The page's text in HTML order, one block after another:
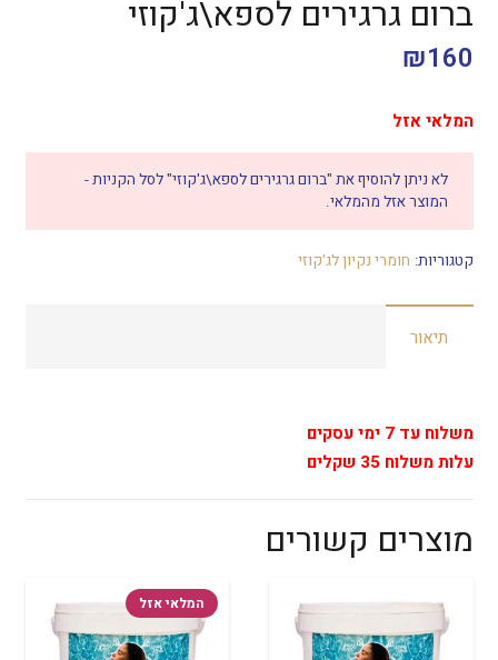
ברום גרגירים לספא\ג'קוזי
₪160
המלאי אזל
לא ניתן להוסיף את "ברום גרגירים לספא\ג'קוזי" לסל הקניות -
המוצר אזל מהמלאי.
קטגוריות: חומרי נקיון לג'קוזי
תיאור
משלוח עד 7 ימי עסקים
עלות משלוח 35 שקלים
מוצרים קשורים
המלאי אזל